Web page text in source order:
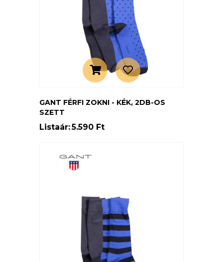
GANT FÉRFI ZOKNI - KÉK, 2DB-OS
SZETT
Listaár:5.590 Ft